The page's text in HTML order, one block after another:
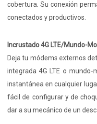
cobertura. Su conexión
conectados y productivos.
Incrustado 4G LTE/Mundo-
Deja tu módems externos
integrada 4G LTE o
instantánea en cualquier
fácil de configurar y de
dar a su mecánico de un